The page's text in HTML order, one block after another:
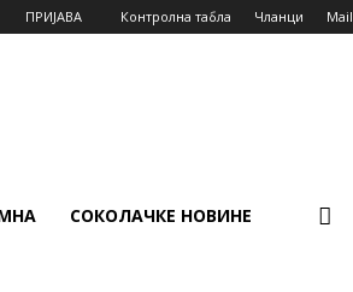
ПРИЈАВА Контролна табла Чланци Mail
СОКОЛАЧКЕ НОВИНЕ